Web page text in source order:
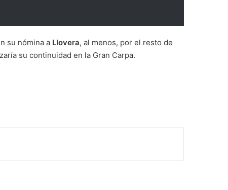
su nómina a Llovera, al menos, por el resto de
su continuidad en la Gran Carpa.